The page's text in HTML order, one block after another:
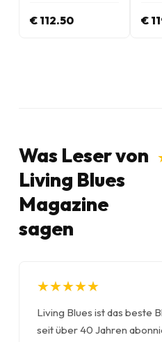
€ 112.50 €
Was Leser von
Living Blues
Magazine
sagen
★
★★
★★
★★
★★
★
Living Blues ist das beste
seit über 40 Jahren